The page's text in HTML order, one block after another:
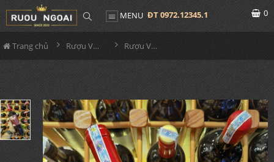
MENU ĐT 0972.12345.1 0
Trang chủ Rượu Vang Rượu Vang Undurraga Ana La Propuesta Cabernet Sauvignon